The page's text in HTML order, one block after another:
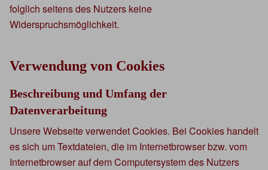
folglich seitens des Nutzers keine
Widerspruchsmöglichkeit.
Verwendung von Cookies
Beschreibung und Umfang der
Datenverarbeitung
Unsere Webseite verwendet Cookies. Bei Cookies handelt
es sich um Textdateien, die im Internetbrowser bzw. vom
Internetbrowser auf dem Computersystem des Nutzers